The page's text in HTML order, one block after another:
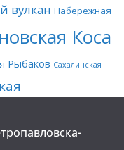
вулкан Набережная
Коса
Рыбаков Сахалинская